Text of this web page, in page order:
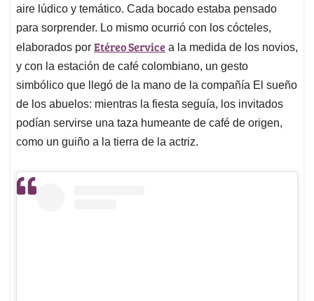
aire lúdico y temático. Cada bocado estaba pensado
para sorprender. Lo mismo ocurrió con los cócteles,
elaborados por Etéreo Service a la medida de los novios,
y con la estación de café colombiano, un gesto
simbólico que llegó de la mano de la compañía El sueño
de los abuelos: mientras la fiesta seguía, los invitados
podían servirse una taza humeante de café de origen,
como un guiño a la tierra de la actriz.